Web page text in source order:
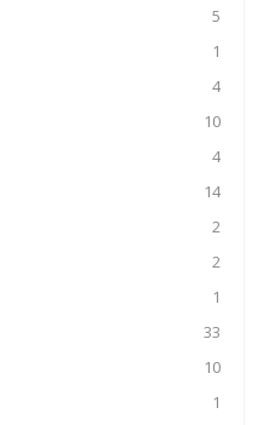
5
1
4
10
4
14
2
2
1
33
10
1